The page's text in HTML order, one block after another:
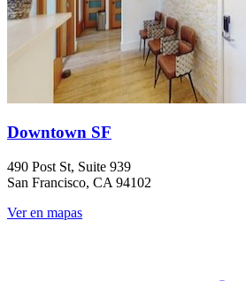
Downtown SF
490 Post St, Suite 939
San Francisco, CA 94102
Ver en mapas